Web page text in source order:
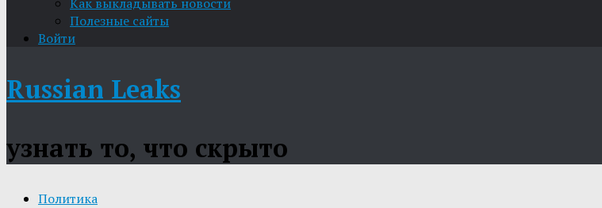
Полезные сайты
Войти
Russian Leaks
узнать то, что скрыто
Политика